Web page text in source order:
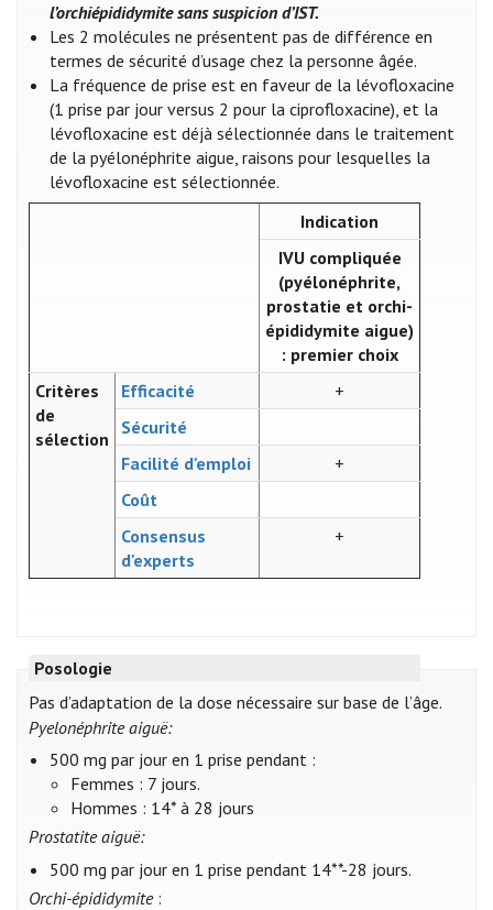
l’orchiépididymite sans suspicion d’IST.
Les 2 molécules ne présentent pas de différence en
termes de sécurité d’usage chez la personne âgée.
La fréquence de prise est en faveur de la lévofloxacine
(1 prise par jour versus 2 pour la ciprofloxacine), et la
lévofloxacine est déjà sélectionnée dans le traitement
de la pyélonéphrite aigue, raisons pour lesquelles la
lévofloxacine est sélectionnée.​
Indication
IVU compliquée
(pyélonéphrite,
prostatie et orchi-
épididymite aigue)
: premier choix
Critères
de
sélection
Efficacité
+
Sécurité
Facilité d'emploi
+
Coût
Consensus
d'experts
+
Posologie
Pas d’adaptation de la dose nécessaire sur base de l’âge.
Pyelonéphrite aiguë:
500 mg par jour en 1 prise pendant :
Femmes : 7 jours.
Hommes : 14* à 28 jours
Prostatite aiguë:
500 mg par jour en 1 prise pendant 14**-28 jours.
Orchi-épididymite :